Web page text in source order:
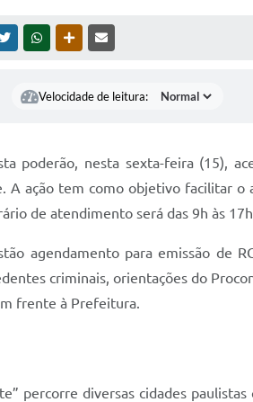
TWITTERWHATSAPPOUTRAS MÍDIAS
Velocidade de leitura:
poderão, nesta sexta-feira (15),
A ação tem como objetivo facilitar o
de atendimento será das 9h às
agendamento para emissão de
criminais, orientações do
frente à Prefeitura.
percorre diversas cidades